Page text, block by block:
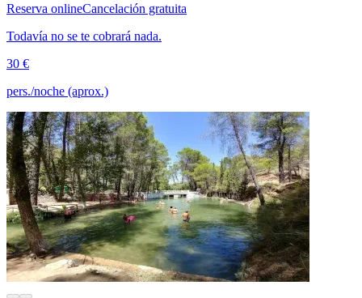
Reserva onlineCancelación gratuita
Todavía no se te cobrará nada.
30 €
pers./noche (aprox.)